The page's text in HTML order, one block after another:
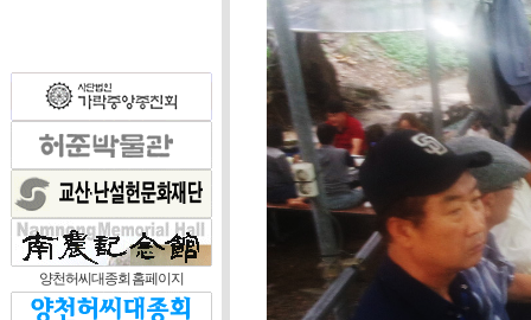
양천허씨대종회 홈페이지